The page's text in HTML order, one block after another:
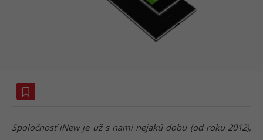
Spoločnosť iNew je už s nami nejakú dobu (od roku 2012),